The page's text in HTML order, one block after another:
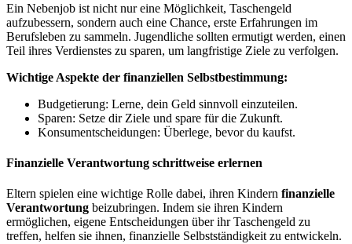
Ein Nebenjob ist nicht nur eine Möglichkeit, Taschengeld
aufzubessern, sondern auch eine Chance, erste Erfahrungen im
Berufsleben zu sammeln. Jugendliche sollten ermutigt werden, einen
Teil ihres Verdienstes zu sparen, um langfristige Ziele zu verfolgen.
Wichtige Aspekte der finanziellen Selbstbestimmung:
Budgetierung: Lerne, dein Geld sinnvoll einzuteilen.
Sparen: Setze dir Ziele und spare für die Zukunft.
Konsumentscheidungen: Überlege, bevor du kaufst.
Finanzielle Verantwortung schrittweise erlernen
Eltern spielen eine wichtige Rolle dabei, ihren Kindern finanzielle
Verantwortung beizubringen. Indem sie ihren Kindern
ermöglichen, eigene Entscheidungen über ihr Taschengeld zu
treffen, helfen sie ihnen, finanzielle Selbstständigkeit zu entwickeln.